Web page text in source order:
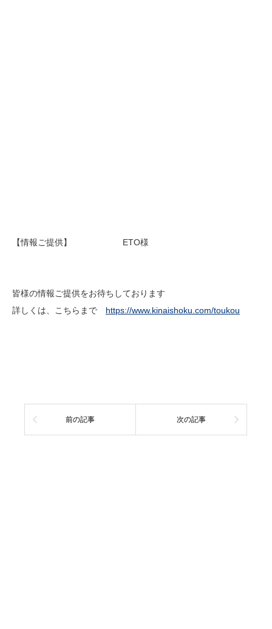
【情報ご提供】 ETO様
皆様の情報ご提供をお待ちしております
詳しくは、こちらまで https://www.kinaishoku.com/toukou
前の記事 次の記事